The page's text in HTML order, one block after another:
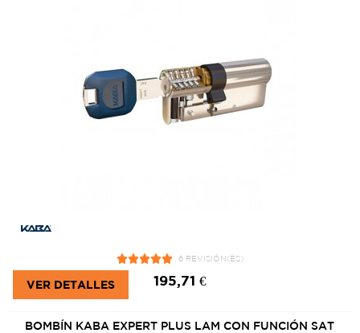
6 REVISIÓN(ES)
195,71 €
VER DETALLES
BOMBÍN KABA EXPERT PLUS LAM CON FUNCIÓN SAT